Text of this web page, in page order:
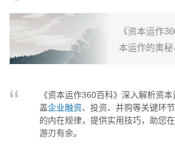
《资本运作
本运作的奥
律，提供实
多变的资本
《资本运作360百科》深入解析资
盖企业融资、投资、并购等关键环
的内在规律，提供实用技巧，助您
游刃有余。